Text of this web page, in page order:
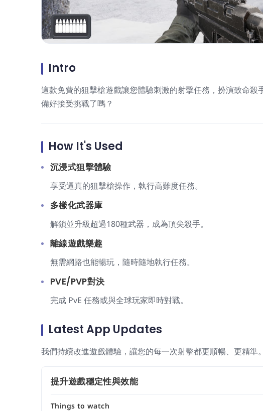
Intro
這款免費的狙擊槍遊戲讓您體驗刺激的射擊任務，扮演致命
備好接受挑戰了嗎？
How It's Used
沉浸式狙擊體驗
享受逼真的狙擊槍操作，執行高難度任務。
多樣化武器庫
解鎖並升級超過180種武器，成為頂尖殺手。
離線遊戲樂趣
無需網路也能暢玩，隨時隨地執行任務。
PVE/PVP對決
完成 PvE 任務或與全球玩家即時對戰。
Latest App Updates
我們持續改進遊戲體驗，讓您的每一次射擊都更順暢、更精準
提升遊戲穩定性與效能
Things to watch